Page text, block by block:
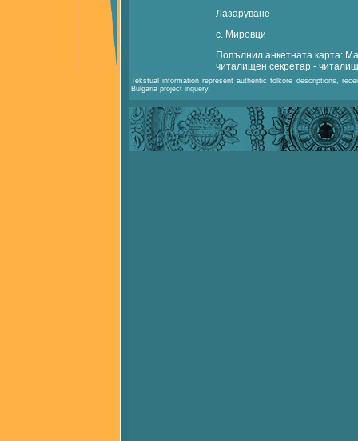
Лазаруване
с. Мировци
Попълнил анкетната карта:
читалищен секретар -
Tekstual information represent authentic folkore descriptions,
Bulgaria project inquery.